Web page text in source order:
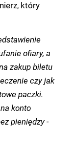
który
ofiary, a
zakup biletu
czy jak
paczki.
konto
pieniędzy -